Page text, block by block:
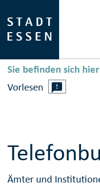
Sie befinden sich
Vorlesen
Ämter und